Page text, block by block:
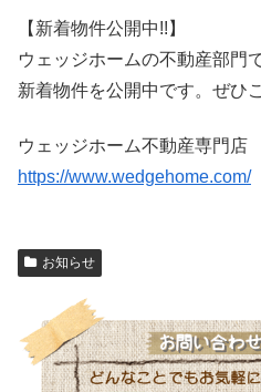
【新着物件公開中!!】
ウェッジホームの不動産部門
新着物件を公開中です。ぜひ
ウェッジホーム不動産専門店
https://www.wedgehome.com/
お知らせ